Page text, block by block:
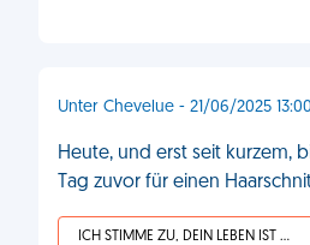
Unter Chevelue - 21/06/2025 13:00
Heute, und erst seit kurzem,
Tag zuvor für einen
ICH STIMME ZU, DEIN LEBEN IST SCHEISSE